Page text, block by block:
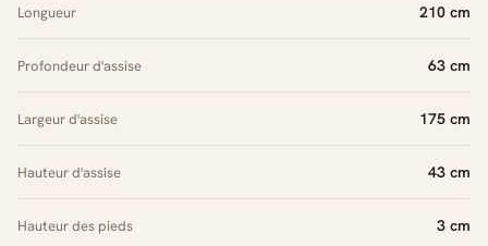
Longueur 210 cm
Profondeur d'assise 63 cm
Largeur d'assise 175 cm
Hauteur d'assise 43 cm
Hauteur des pieds 3 cm